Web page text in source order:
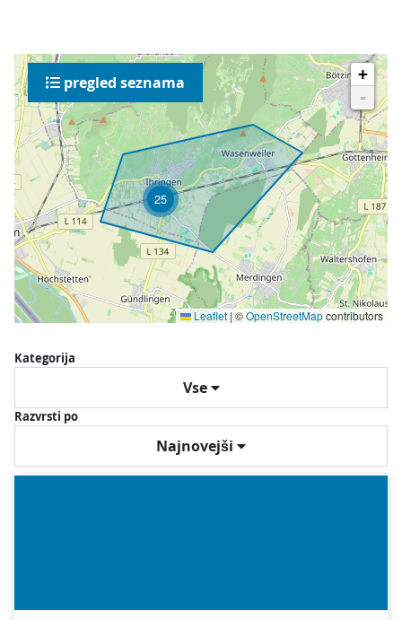
pregled seznama
+
-
25
Leaflet | ©OpenStreetMapcontributors
Kategorija
Vse
Razvrsti po
Najnovejši